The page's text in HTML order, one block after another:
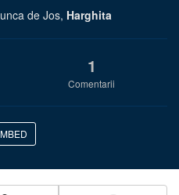
de Jos, Harghita
1
Comentarii